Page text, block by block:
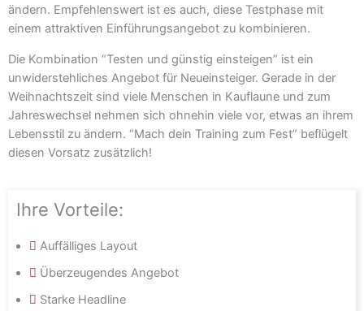
ändern. Empfehlenswert ist es auch, diese Testphase mit
einem attraktiven Einführungsangebot zu kombinieren.
Die Kombination “Testen und günstig einsteigen” ist ein
unwiderstehliches Angebot für Neueinsteiger. Gerade in der
Weihnachtszeit sind viele Menschen in Kauflaune und zum
Jahreswechsel nehmen sich ohnehin viele vor, etwas an ihrem
Lebensstil zu ändern. “Mach dein Training zum Fest” beflügelt
diesen Vorsatz zusätzlich!
Ihre Vorteile:
Auffälliges Layout
Überzeugendes Angebot
Starke Headline